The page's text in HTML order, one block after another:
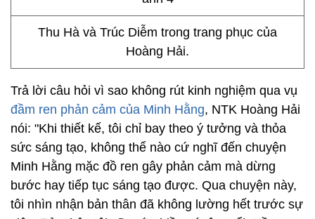
Thu Hà và Trúc Diễm trong trang phục của
Hoàng Hải.
Trả lời câu hỏi vì sao không rút kinh nghiệm qua vụ
đầm ren phản cảm của Minh Hằng, NTK Hoàng Hải
nói: "Khi thiết kế, tôi chỉ bay theo ý tưởng và thỏa
sức sáng tạo, không thể nào cứ nghĩ đến chuyện
Minh Hằng mặc đồ ren gây phản cảm mà dừng
bước hay tiếp tục sáng tạo được. Qua chuyện này,
tôi nhìn nhận bản thân đã không lường hết trước sự